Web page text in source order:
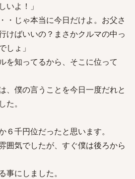
いよ！」
・じゃ本当に今日だけよ。お父さ
けばいいの？まさかクルマの中っ
しょ」
を知ってるから、そこに位って
、僕の言うことを今日一度だれと
。
６千円位だったと思います。
囲気でしたが、すぐ僕は後ろから
事にしました。